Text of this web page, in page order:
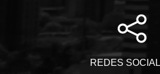
REDES